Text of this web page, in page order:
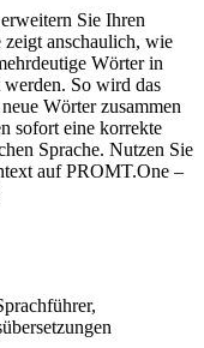
Sie Ihren
zeigt anschaulich, wie
Wörter in
werden. So wird das
Wörter zusammen
sofort eine korrekte
Sprache. Nutzen Sie
auf PROMT.One –